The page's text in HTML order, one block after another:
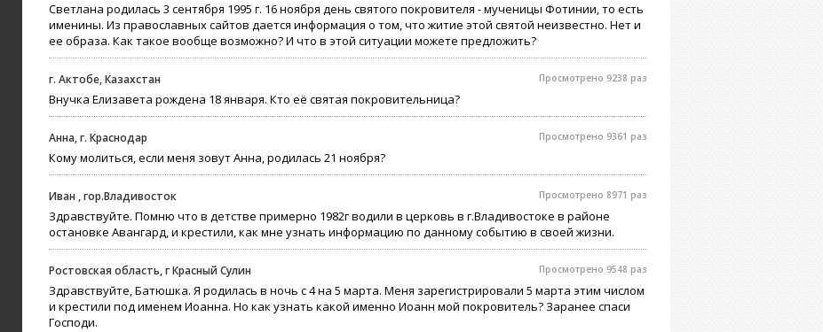
Светлана родилась 3 сентября 1995 г. 16 ноября день святого покровителя - мученицы Фотинии, то есть
именины. Из православных сайтов дается информация о том, что житие этой святой неизвестно. Нет и
ее образа. Как такое вообще возможно? И что в этой ситуации можете предложить?
г. Актобе, Казахстан Просмотрено 9238 раз
Внучка Елизавета рождена 18 января. Кто её святая покровительница?
Анна, г. Краснодар Просмотрено 9361 раз
Кому молиться, если меня зовут Анна, родилась 21 ноября?
Иван , гор.Владивосток Просмотрено 8971 раз
Здравствуйте. Помню что в детстве примерно 1982г водили в церковь в г.Владивостоке в районе
остановке Авангард, и крестили, как мне узнать информацию по данному событию в своей жизни.
Ростовская область, г Красный Сулин Просмотрено 9548 раз
Здравствуйте, Батюшка. Я родилась в ночь с 4 на 5 марта. Меня зарегистрировали 5 марта этим числом
и крестили под именем Иоанна. Но как узнать какой именно Иоанн мой покровитель? Заранее спаси
Господи.